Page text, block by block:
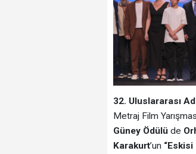
32. Uluslararası
Metraj Film
Güney Ödülü de
Karakurt’un “Eskisi